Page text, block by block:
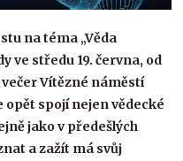
na téma „Věda
ve středu 19. června, od
Vítězné náměstí
opět spojí nejen vědecké
jako v předešlých
a zažít má svůj